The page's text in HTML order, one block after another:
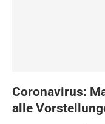
Coronavirus:
alle